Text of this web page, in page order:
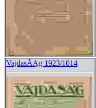
VajdasĂĄg 1923/1014